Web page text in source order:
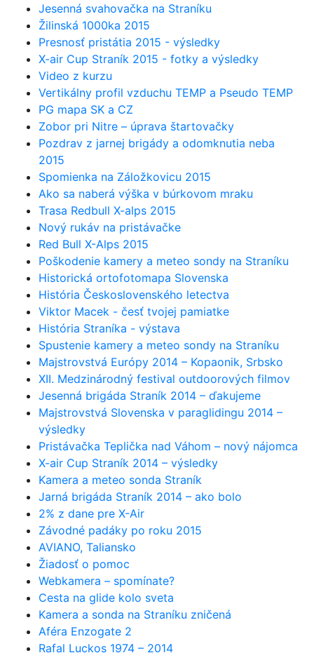
Jesenná svahovačka na Straníku
Žilinská 1000ka 2015
Presnosť pristátia 2015 - výsledky
X-air Cup Straník 2015 - fotky a výsledky
Video z kurzu
Vertikálny profil vzduchu TEMP a Pseudo TEMP
PG mapa SK a CZ
Zobor pri Nitre – úprava štartovačky
Pozdrav z jarnej brigády a odomknutia neba
2015
Spomienka na Záložkovicu 2015
Ako sa naberá výška v búrkovom mraku
Trasa Redbull X-alps 2015
Nový rukáv na pristávačke
Red Bull X-Alps 2015
Poškodenie kamery a meteo sondy na Straníku
Historická ortofotomapa Slovenska
História Československého letectva
Viktor Macek - česť tvojej pamiatke
História Straníka - výstava
Spustenie kamery a meteo sondy na Straníku
Majstrovstvá Európy 2014 – Kopaonik, Srbsko
XII. Medzinárodný festival outdoorových filmov
Jesenná brigáda Straník 2014 – ďakujeme
Majstrovstvá Slovenska v paraglidingu 2014 –
výsledky
Pristávačka Teplička nad Váhom – nový nájomca
X-air Cup Straník 2014 – výsledky
Kamera a meteo sonda Straník
Jarná brigáda Straník 2014 – ako bolo
2% z dane pre X-Air
Závodné padáky po roku 2015
AVIANO, Taliansko
Žiadosť o pomoc
Webkamera – spomínate?
Cesta na glide kolo sveta
Kamera a sonda na Straníku zničená
Aféra Enzogate 2
Rafal Luckos 1974 – 2014